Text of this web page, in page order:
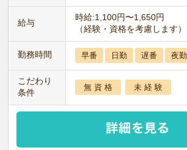
給与
時給:1,100円〜1,650円
（経験・資格を考慮します）
勤務時間 早番 日勤 遅番 夜勤
こだわり
条件
無 資 格 未 経 験